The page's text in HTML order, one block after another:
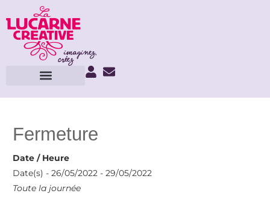
Fermeture
Date / Heure
Date(s) - 26/05/2022 - 29/05/2022
Toute la journée